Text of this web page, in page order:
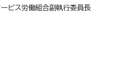
ビス労働組合副執行委員長